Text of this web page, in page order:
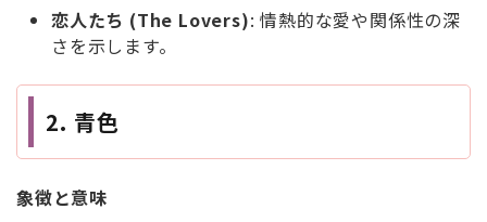
恋人たち (The Lovers): 情熱的な愛や関係性の深
さを示します。
2. 青色
象徴と意味